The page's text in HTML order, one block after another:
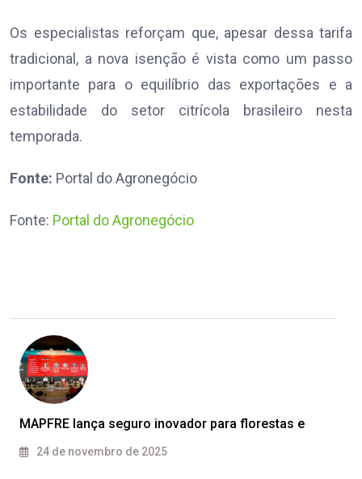
Os especialistas reforçam que, apesar dessa tarifa
tradicional, a nova isenção é vista como um passo
importante para o equilíbrio das exportações e a
estabilidade do setor citrícola brasileiro nesta
temporada.
Fonte: Portal do Agronegócio
Fonte: Portal do Agronegócio
MAPFRE lança seguro inovador para florestas e
24 de novembro de 2025